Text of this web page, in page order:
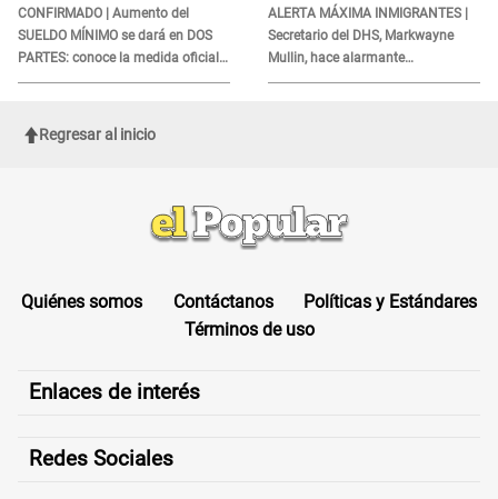
CONFIRMADO | Aumento del
SUELDO MÍNIMO se dará en DOS
PARTES: conoce la medida oficial
del Ministerio de Economía
ALERTA MÁXIMA INMIGRANTES |
Secretario del DHS, Markwayne
Mullin, hace alarmante
declaración: "Ahora vamos por
Regresar al inicio
Quiénes somos Contáctanos
Políticas y Estándares
Términos de uso
Enlaces de interés
Redes Sociales